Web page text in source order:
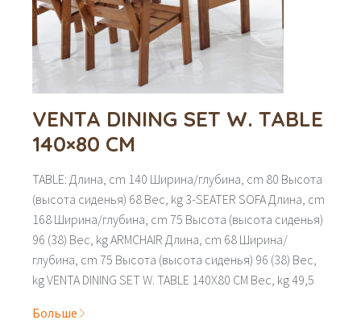
VENTA DINING SET W. TABLE
140×80 CM
TABLE: Длина, cm 140 Ширина/глубина, cm 80 Высота
(высота сиденья) 68 Вес, kg 3-SEATER SOFA Длина, cm
168 Ширина/глубина, cm 75 Высота (высота сиденья)
96 (38) Вес, kg ARMCHAIR Длина, cm 68 Ширина/
глубина, cm 75 Высота (высота сиденья) 96 (38) Вес,
kg VENTA DINING SET W. TABLE 140X80 CM Вес, kg 49,5
Больше